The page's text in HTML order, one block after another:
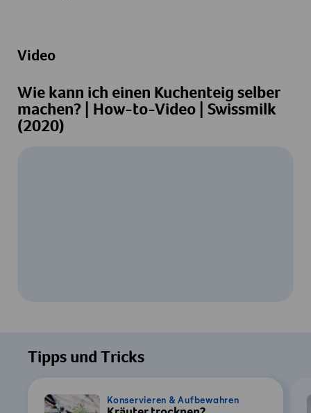
Video
Wie kann ich einen Kuchenteig selber
machen? | How-to-Video | Swissmilk
(2020)
Ihre Zustimmung zur Datenverarbeitung
durch YouTube erforderlich. Details finden
Tipps und Tricks
Konservieren & Aufbewahren